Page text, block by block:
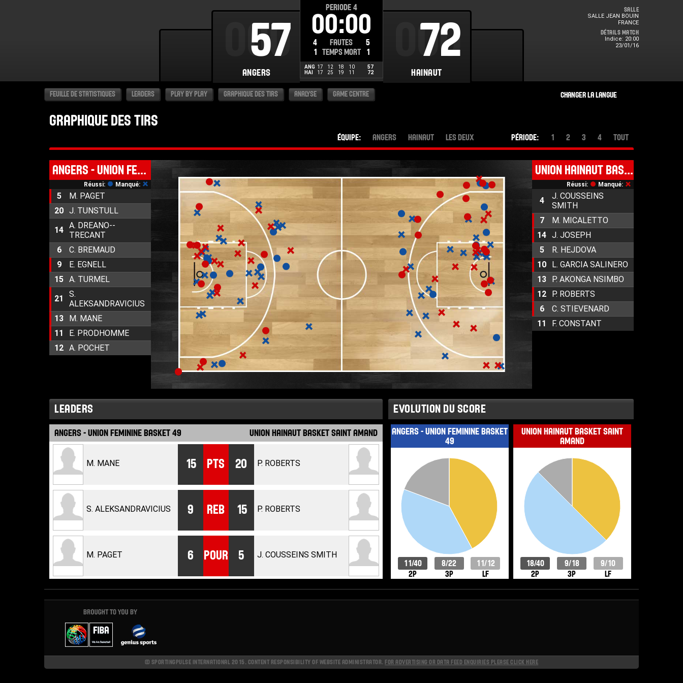
000
57
ANGERS
000
72
HAINAUT
Salle
SALLE JEAN BOUIN
FRANCE
Détails Match
Indice: 20:00
23/01/16
PERIODE 4
00:00
4 FAUTES
5
1
TEMPS MORT 1
ANG 17 12 18 10
57
HAI
17 25 19 11 72
FEUILLE DE STATISTIQUES LEADERS PLAY BY PLAY GRAPHIQUE DES TIRS ANALYSE GAME CENTRE
GRAPHIQUE DES TIRS
ÉQUIPE: ANGERS HAINAUT LES DEUX PÉRIODE: 1 2 3 4 TOUT
ANGERS - UNION FEMININE BASKET 49
Réussi: Manqué:
5
M. PAGET
20 J. TUNSTULL
14 A. DREANO--
TRECANT
6
C. BREMAUD
9
E. EGNELL
15 A. TURMEL
21
S.
ALEKSANDRAVICIUS
13
M. MANE
11
E. PRODHOMME
12 A. POCHET
UNION HAINAUT BASKET SAINT AMAND
Réussi: Manqué:
4
J. COUSSEINS
SMITH
7
M. MICALETTO
14 J. JOSEPH
5
R. HEJDOVA
10
L. GARCIA SALINERO
13
P. AKONGA NSIMBO
12
P. ROBERTS
6
C. STIEVENARD
11
F. CONSTANT
LEADERS
ANGERS - UNION FEMININE BASKET 49 UNION HAINAUT BASKET SAINT AMAND
M. MANE 15 PTS 20 P. ROBERTS
S. ALEKSANDRAVICIUS 9 REB 15 P. ROBERTS
M. PAGET 6 POUR 5 J. COUSSEINS SMITH
EVOLUTION DU SCORE
ANGERS - UNION FEMININE BASKET
49
11/40
2P
8/22
3P
11/12
LF
UNION HAINAUT BASKET SAINT
AMAND
18/40
2P
9/18
3P
9/10
LF
© SPORTINGPULSE INTERNATIONAL 2015. CONTENT RESPONSIBILITY OF WEBSITE ADMINISTRATOR.FOR ADVERTISING OR DATA FEED ENQUIRIES PLEASE CLICK HERE